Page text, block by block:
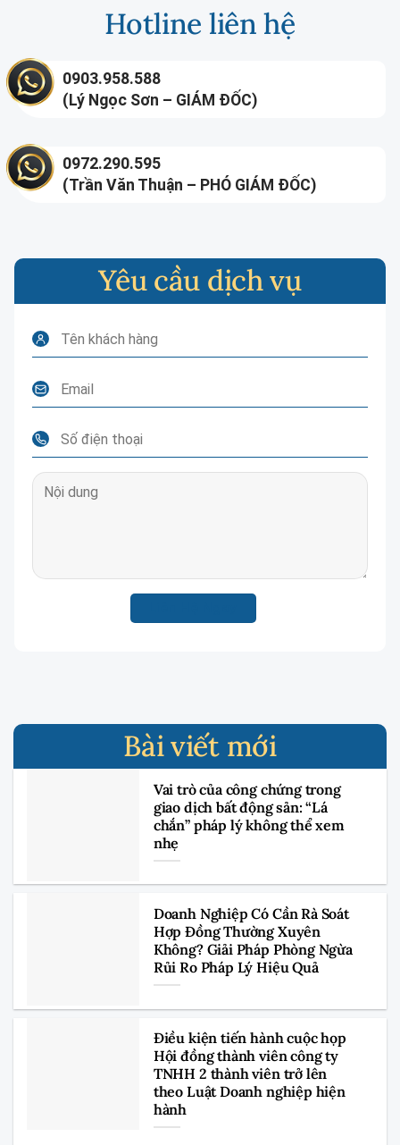
Hotline liên hệ
0903.958.588
(Lý Ngọc Sơn – GIÁM ĐỐC)
0972.290.595
(Trần Văn Thuận – PHÓ GIÁM ĐỐC)
Yêu cầu dịch vụ
Bài viết mới
Vai trò của công chứng trong
giao dịch bất động sản: “Lá
chắn” pháp lý không thể xem
nhẹ
Doanh Nghiệp Có Cần Rà Soát
Hợp Đồng Thường Xuyên
Không? Giải Pháp Phòng Ngừa
Rủi Ro Pháp Lý Hiệu Quả
Điều kiện tiến hành cuộc họp
Hội đồng thành viên công ty
TNHH 2 thành viên trở lên
theo Luật Doanh nghiệp hiện
hành